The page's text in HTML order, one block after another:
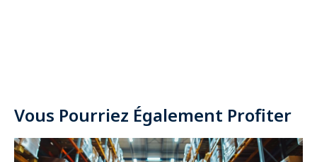
Vous Pourriez Également Profiter